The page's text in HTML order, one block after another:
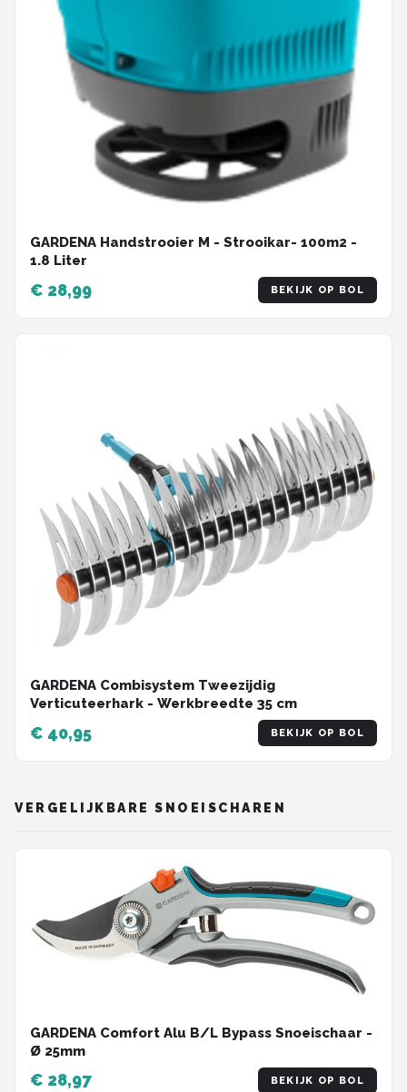
GARDENA Handstrooier M - Strooikar- 100m2 -
1.8 Liter
€ 28,99 BEKIJK OP BOL
GARDENA Combisystem Tweezijdig
Verticuteerhark - Werkbreedte 35 cm
€ 40,95 BEKIJK OP BOL
VERGELIJKBARE SNOEISCHAREN
GARDENA Comfort Alu B/L Bypass Snoeischaar -
Ø 25mm
€ 28,97 BEKIJK OP BOL